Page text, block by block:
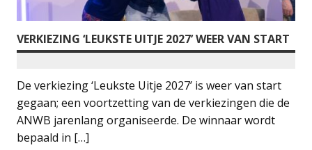
VERKIEZING ‘LEUKSTE UITJE 2027’ WEER VAN START
De verkiezing ‘Leukste Uitje 2027’ is weer van start
gegaan; een voortzetting van de verkiezingen die de
ANWB jarenlang organiseerde. De winnaar wordt
bepaald in […]